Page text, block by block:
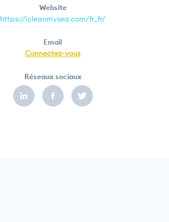
Website
https://icleanmysea.com/fr_fr/
Email
Connectez-vous
Réseaux sociaux